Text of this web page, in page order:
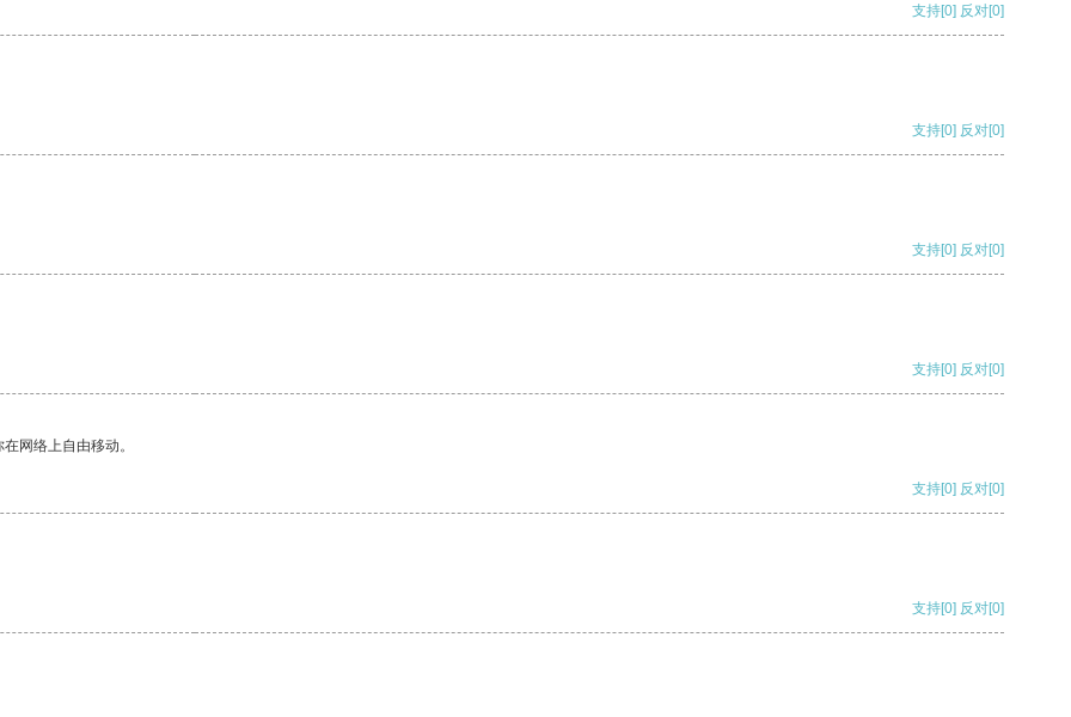
支持[0] 反对[0]
支持[0] 反对[0]
支持[0] 反对[0]
支持[0] 反对[0]
网络上自由移动。
支持[0] 反对[0]
支持[0] 反对[0]